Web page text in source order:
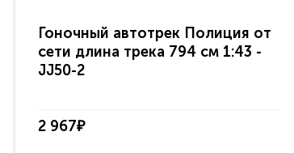
Гоночный автотрек Полиция от
сети длина трека 794 см 1:43 -
JJ50-2
2 967₽